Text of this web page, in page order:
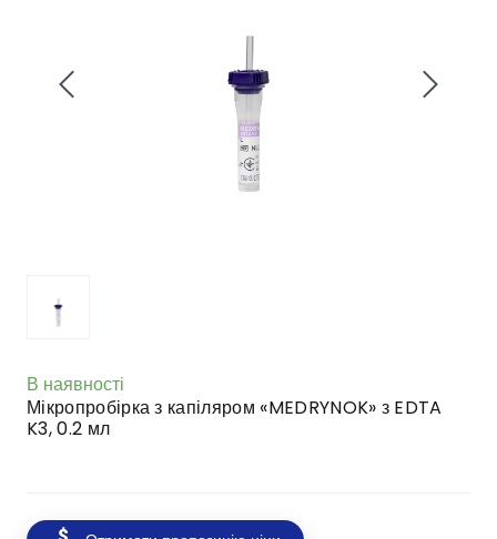
В наявності
Мікропробірка з капіляром «MEDRYNOK» з EDTA
K3, 0.2 мл